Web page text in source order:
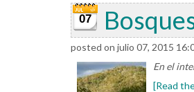
07
posted on julio 07, 2015
En el
[Read